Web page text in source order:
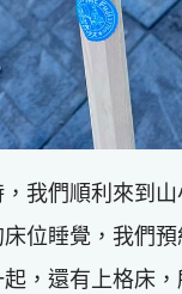
我們順利來到
位睡覺，我們
，還有上格床